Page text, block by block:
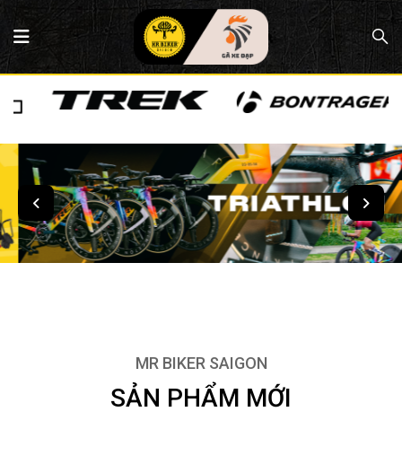
MR BIKER SAIGON
SẢN PHẨM MỚI